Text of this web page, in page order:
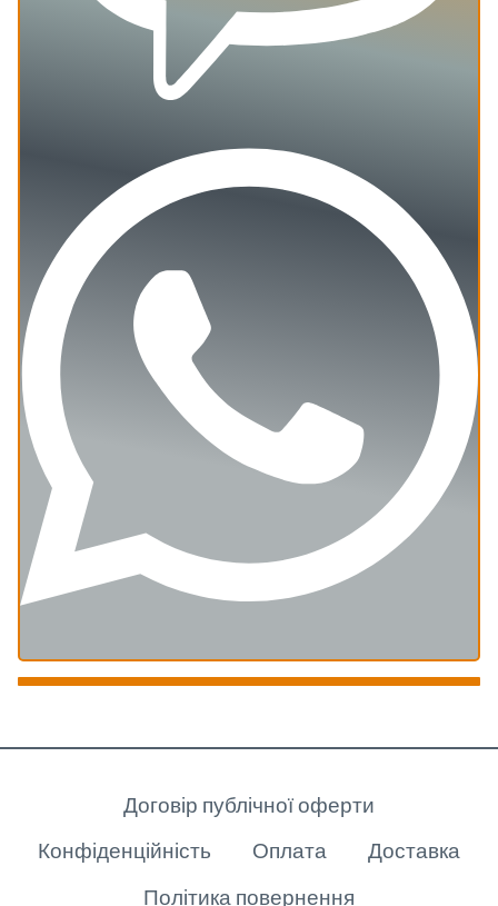
Договір публічної оферти
Конфіденційність
Оплата
Доставка
Політика повернення